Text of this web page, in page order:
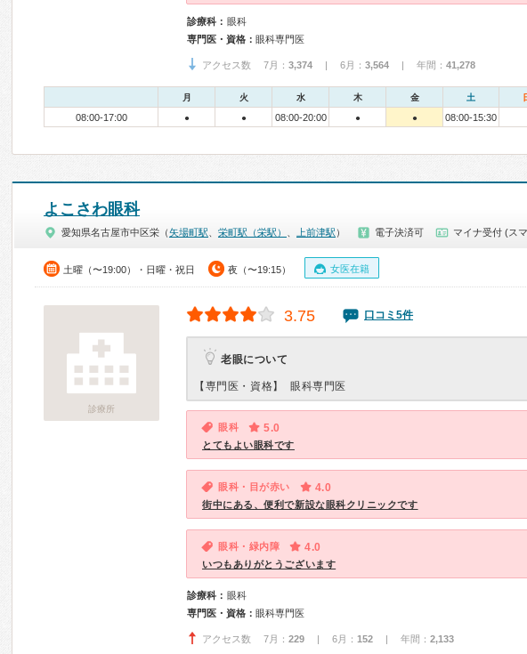
診療科： 眼科
専門医・資格： 眼科専門医
アクセス数 7月： 3,374 | 6月： 3,564 | 年間： 41,278
月 火 水 木 金 土
08:00-17:00 ● ● 08:00-20:00 ● ● 08:00-15:30
よこさわ眼科
愛知県名古屋市中区栄（矢場町駅 栄町駅（栄駅） 上前津駅 ） 電子決済可 マイナ受付 (ス
土曜（〜19:00）・日曜・祝日 夜（〜19:15） 女医在籍
診療所
3.75 口コミ5件
老眼について
【専門医・資格】 眼科専門医
眼科 5.0
とてもよい眼科です
眼科・目が赤い 4.0
街中にある、便利で新設な眼科クリニックです
眼科・緑内障 4.0
いつもありがとうございます
診療科： 眼科
専門医・資格： 眼科専門医
アクセス数 7月： 229 | 6月： 152 | 年間： 2,133